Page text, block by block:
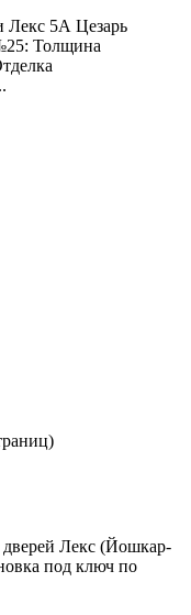
Лекс 5А Цезарь
Толщина
Лекс (Йошкар-
под ключ по